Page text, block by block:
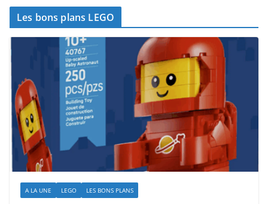
Les bons plans LEGO
A LA UNE LEGO LES BONS PLANS